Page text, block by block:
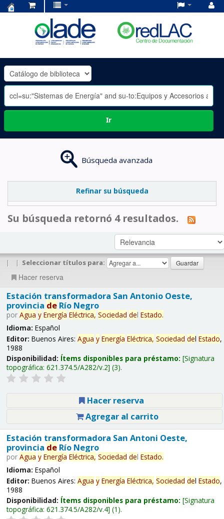
OLADE
-
Ir
Búsqueda avanzada
Refinar su búsqueda
Su búsqueda retornó 4 resultados.
| | Seleccionar títulos para:
Hacer reserva
Estación transformadora San Antonio Oeste,
provincia deRío Negro
por Agua y Energía Eléctrica, Sociedad del Estado.
Idioma: Español
Editor: Buenos Aires: Agua y Energía Eléctrica, Sociedad del Estado,
1988
Disponibilidad: Ítems disponibles para préstamo: Signatura
topográfica: 621.374.5/A282/v.2 (3).
Hacer reserva
Agregar al carrito
Estación transformadora San Antoni Oeste,
provincia deRío Negro
por Agua y Energía Eléctrica, Sociedad del Estado.
Idioma: Español
Editor: Buenos Aires: Agua y Energía Eléctrica, Sociedad del Estado,
1988
Disponibilidad: Ítems disponibles para préstamo: Signatura
topográfica: 621.374.5/A282/v.4 (1).